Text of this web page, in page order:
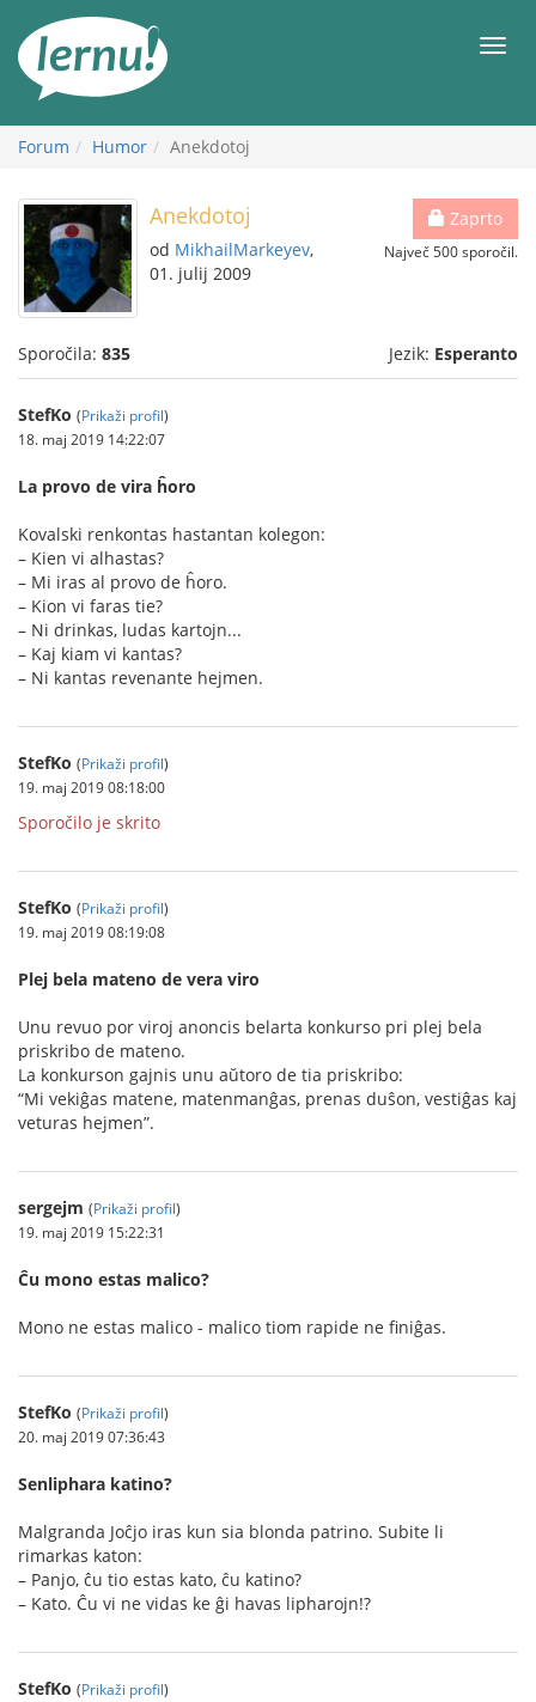
vsebini
Meni
Forum Humor Anekdotoj
Zaprto
Največ 500 sporočil.
Anekdotoj
od MikhailMarkeyev,
01. julij 2009
Sporočila: 835 Jezik: Esperanto
StefKo (Prikaži profil)
18. maj 2019 14:22:07
La provo de vira ĥoro
Kovalski renkontas hastantan kolegon:
– Kien vi alhastas?
– Mi iras al provo de ĥoro.
– Kion vi faras tie?
– Ni drinkas, ludas kartojn...
– Kaj kiam vi kantas?
– Ni kantas revenante hejmen.
StefKo (Prikaži profil)
19. maj 2019 08:18:00
Sporočilo je skrito
StefKo (Prikaži profil)
19. maj 2019 08:19:08
Plej bela mateno de vera viro
Unu revuo por viroj anoncis belarta konkurso pri plej bela
priskribo de mateno.
La konkurson gajnis unu aŭtoro de tia priskribo:
“Mi vekiĝas matene, matenmanĝas, prenas duŝon, vestiĝas kaj
veturas hejmen”.
sergejm (Prikaži profil)
19. maj 2019 15:22:31
Ĉu mono estas malico?
Mono ne estas malico - malico tiom rapide ne finiĝas.
StefKo (Prikaži profil)
20. maj 2019 07:36:43
Senliphara katino?
Malgranda Joĉjo iras kun sia blonda patrino. Subite li
rimarkas katon:
– Panjo, ĉu tio estas kato, ĉu katino?
– Kato. Ĉu vi ne vidas ke ĝi havas lipharojn!?
StefKo (Prikaži profil)